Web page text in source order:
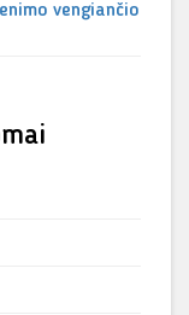
vengiančio